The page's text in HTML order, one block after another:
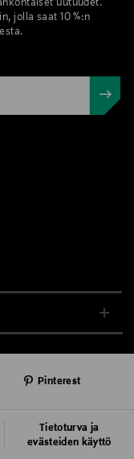
uutuudet.
jolla saat 10 %:n
Tietoturva ja
evästeiden käyttö
Pinterest